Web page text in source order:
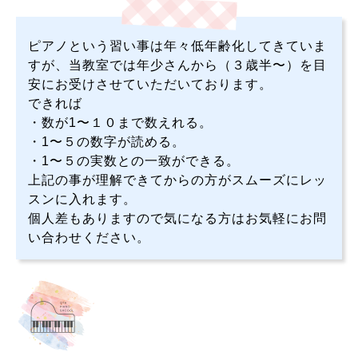
ピアノという習い事は年々低年齢化してきていま
すが、当教室では年少さんから（３歳半〜）を目
安にお受けさせていただいております。
できれば
・数が1〜１０まで数えれる。
・1〜５の数字が読める。
・1〜５の実数との一致ができる。
上記の事が理解できてからの方がスムーズにレッ
スンに入れます。
個人差もありますので気になる方はお気軽にお問
い合わせください。